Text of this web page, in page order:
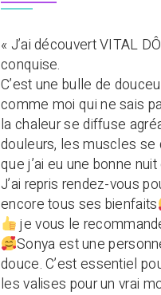
« J’ai découvert VITAL
conquise.
C’est une bulle de
comme moi qui ne sais
la chaleur se diffuse
douleurs, les muscles se
que j’ai eu une bonne
J’ai repris rendez-vous
encore tous ses bienfaits
je vous le
Sonya est une
douce. C’est essentiel
les valises pour un vrai